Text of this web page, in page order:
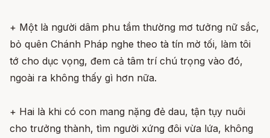
+ Một là người dâm phu tầm thường mơ tưởng nữ sắc,
bỏ quên Chánh Pháp nghe theo tà tín mờ tối, làm tôi
tớ cho dục vọng, đem cả tâm trí chú trọng vào đó,
ngoài ra không thấy gì hơn nữa.
+ Hai là khi có con mang nặng đẻ dau, tận tụy nuôi
cho trưởng thành, tìm người xứng đôi vừa lứa, không